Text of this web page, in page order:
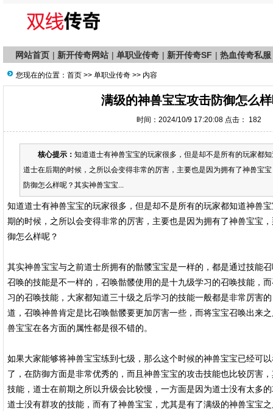
网站首页 | 新开传奇网站 | 单职业传奇 | 新开传奇SF | 热血传奇私服
您现在的位置： 首页 >> 单职业传奇 >> 内容
满级的神兽宝宝攻击防御怎么
时间：2024/10/9 17:20:08 点击： 182
核心提示： 知道道士有神兽宝宝的玩家很多，但是却不是所有的玩家都
道士在后期的时候，之所以会变得非常的厉害，主要也是因为拥有了神兽宝
防御怎么样呢？其实神兽宝宝...
知道道士有神兽宝宝的玩家很多，但是却不是所有的玩家都知道神兽
期的时候，之所以会变得非常的厉害，主要也是因为拥有了神兽宝宝
御怎么样呢？
其实神兽宝宝与之前道士所拥有的骷髅宝宝是一样的，都是通过技能
召唤的技能是不一样的，召唤骷髅使用的是十九级学习的召唤技能，
习的召唤技能，大家都知道三十级之后学习的技能一般都是非常厉害
道，召唤神兽肯定是比召唤骷髅要更加厉害一些，而将宝宝召唤出来
兽宝宝在各方面的属性都是很不错的。
如果大家能够将神兽宝宝练到七级，那么这个时候的神兽宝宝已经可
了，在防御方面是非常优秀的，而且神兽宝宝的攻击技能也比较厉害
技能，道士在前期之所以升级会比较慢，一方面是因为道士没有太多
道士没有群攻的技能，而有了神兽宝宝，尤其是有了满级的神兽宝宝